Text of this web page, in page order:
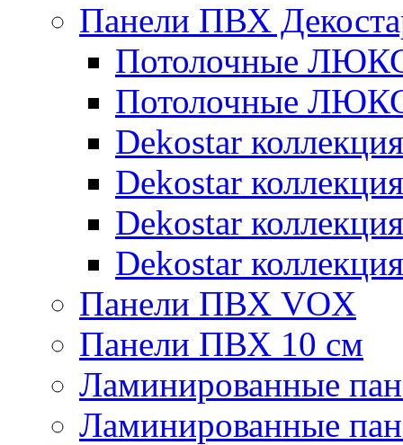
Панели ПВХ
Потолочные
Потолочные
Dekostar
Dekostar
Dekostar
Dekostar
Панели ПВХ VOX
Панели ПВХ 10 см
Ламинированные
Ламинированные